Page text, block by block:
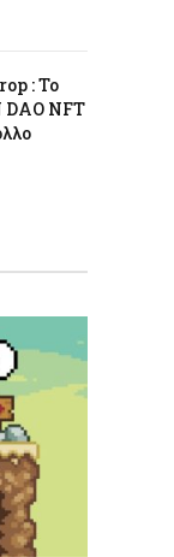
: Το
DAO NFT